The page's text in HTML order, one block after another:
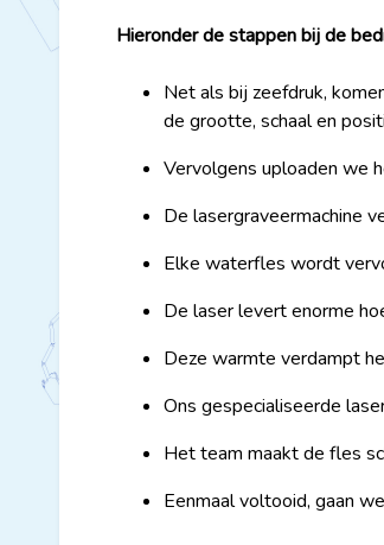
Hieronder de stappen bij de
Net als bij zeefdruk,
de grootte, schaal en
Vervolgens uploaden we
De lasergraveermachine
Elke waterfles wordt
De laser levert enorme
Deze warmte verdampt
Ons gespecialiseerde
Het team maakt de fles
Eenmaal voltooid, gaan